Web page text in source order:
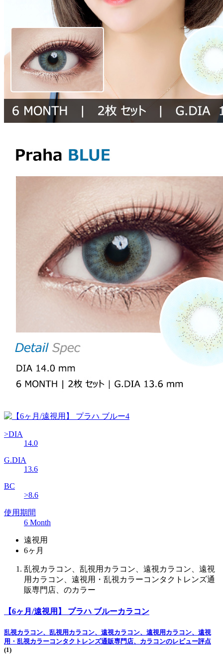
>DIA
14.0
G.DIA
13.6
BC
>8.6
使用期間
6 Month
遠視用
6ヶ月
乱視カラコン、乱視用カラコン、遠視カラコン、遠視
用カラコン、遠視用・乱視カラーコンタクトレンズ通
販専門店、のカラー
【6ヶ月/遠視用】 プラハ ブルーカラコン
乱視カラコン、乱視用カラコン、遠視カラコン、遠視用カラコン、遠視
用・乱視カラーコンタクトレンズ通販専門店、カラコンのレビュー評点
(1)